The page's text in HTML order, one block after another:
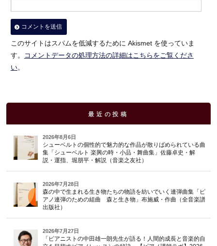
このサイトはスパムを低減するために Akismet を使っていま
す。
コメントデータの処理方法の詳細はこちらをご覧くださ
い。
最近の投稿
2026年8月6日
シューベルトの個性的で魅力的な作品が散りばめられている曲
集「シューベルト 楽興の時・小品・舞曲集」佐藤卓史・解
説・運指、堀朋平・解説（音楽之友社）
2026年7月28日
森の中で生まれる生き物たちの物語を紡いでいく連弾曲集「ピ
アノ連弾のための組曲 森と生き物」布施威・作曲（全音楽譜
出版社）
2026年7月27日
「ピアニストの中田雄一朗先生が語る！人間的成長と音楽的自